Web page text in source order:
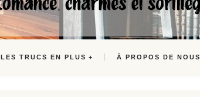
LES TRUCS EN PLUS À PROPOS DE NOUS